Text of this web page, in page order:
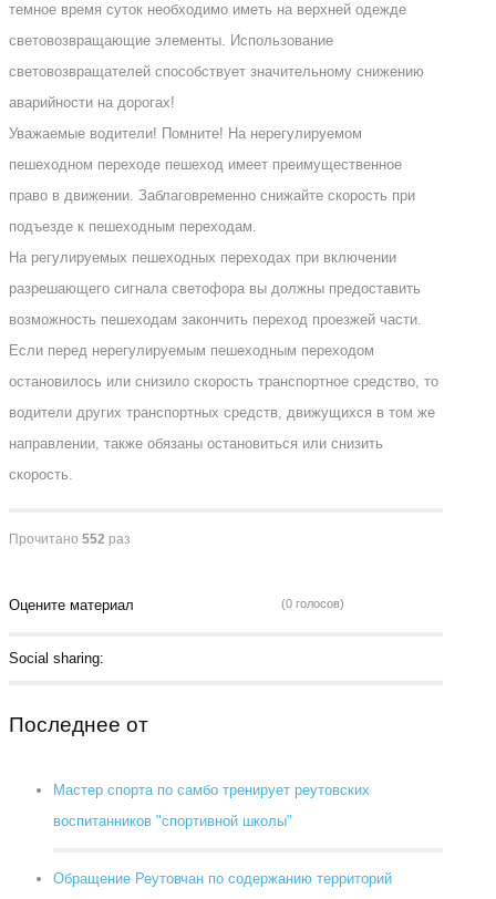
темное время суток необходимо иметь на верхней одежде
световозвращающие элементы. Использование
световозвращателей способствует значительному снижению
аварийности на дорогах!
Уважаемые водители! Помните! На нерегулируемом
пешеходном переходе пешеход имеет преимущественное
право в движении. Заблаговременно снижайте скорость при
подъезде к пешеходным переходам.
На регулируемых пешеходных переходах при включении
разрешающего сигнала светофора вы должны предоставить
возможность пешеходам закончить переход проезжей части.
Если перед нерегулируемым пешеходным переходом
остановилось или снизило скорость транспортное средство, то
водители других транспортных средств, движущихся в том же
направлении, также обязаны остановиться или снизить
скорость.
Прочитано 552 раз
Оцените материал (0 голосов)
Social sharing:
Последнее от
Мастер спорта по самбо тренирует реутовских
воспитанников "спортивной школы"
Обращение Реутовчан по содержанию территорий